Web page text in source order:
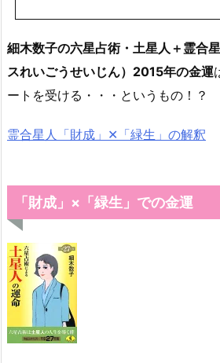
細木数子の六星占術・土星人＋霊合
スれいごうせいじん）2015年の金運
ートを受ける・・・というもの！？
霊合星人「財成」✕「緑生」の解釈
「財成」×「緑生」での金運